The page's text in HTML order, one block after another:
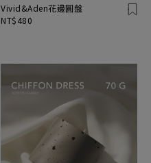
Vivid&Aden花邊圓盤
NT$480